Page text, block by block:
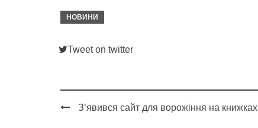
НОВИНИ
Tweet on twitter
З’явився сайт для ворожіння на книжках